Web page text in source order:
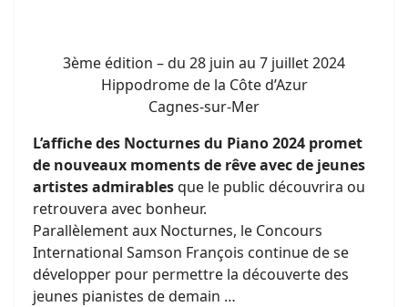
3ème édition – du 28 juin au 7 juillet 2024
Hippodrome de la Côte d’Azur
Cagnes-sur-Mer
L’affiche des Nocturnes du Piano 2024 promet
de nouveaux moments de rêve avec de jeunes
artistes admirablesque le public découvrira ou
retrouvera avec bonheur.
Parallèlement aux Nocturnes, le Concours
International Samson François continue de se
développer pour permettre la découverte des
jeunes pianistes de demain …